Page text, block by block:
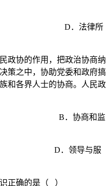
责任 D．法律所
政协的作用，把政治协商纳
策之中，协助党委和政府搞
和各界人士的协商。人民政
B．协商和监
．领导与服
正确的是（ ）